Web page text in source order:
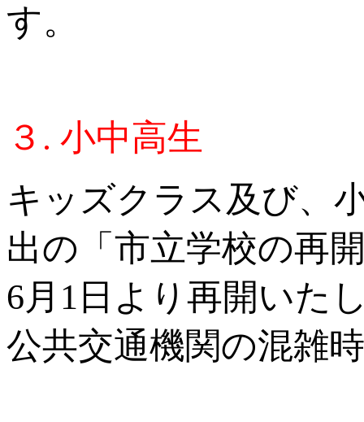
す。
３. 小中高生
キッズクラス及び、
出の「市立学校の再
6月1日より再開いた
公共交通機関の混雑